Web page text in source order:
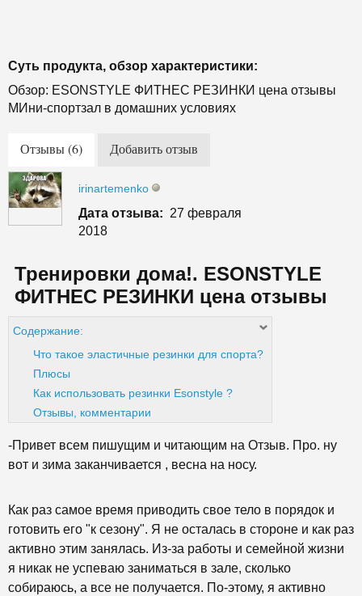
Суть продукта, обзор характеристики:
Обзор: ESONSTYLE ФИТНЕС РЕЗИНКИ цена отзывы
МИни-спортзал в домашних условиях
Отзывы (6) Добавить отзыв
irinartemenko
Дата отзыва: 27 февраля
2018
Тренировки дома!. ESONSTYLE
ФИТНЕС РЕЗИНКИ цена отзывы
Содержание:
Что такое эластичные резинки для спорта?
Плюсы
Как использовать резинки Esonstyle ?
Отзывы, комментарии
-Привет всем пишущим и читающим на Отзыв. Про. ну
вот и зима заканчивается , весна на носу.
Как раз самое время приводить свое тело в порядок и
готовить его "к сезону". Я не осталась в стороне и как раз
активно этим занялась. Из-за работы и семейной жизни
я никак не успеваю заниматься в зале, сколько
собираюсь, а все не получается. По-этому, я активно